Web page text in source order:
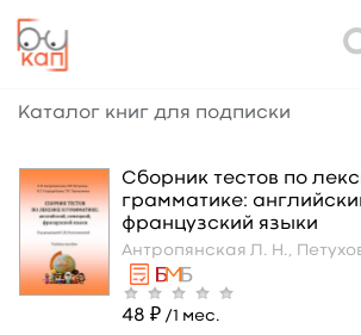
Каталог книг для подписки
Сборник тестов по
грамматике:
французский языки
Антропянская Л. Н.,
48 ₽ /1 мес.